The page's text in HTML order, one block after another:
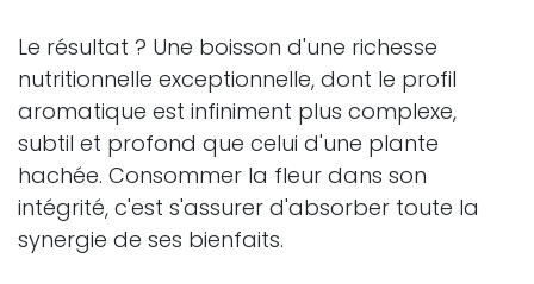
Le résultat ? Une boisson d'une richesse
nutritionnelle exceptionnelle, dont le profil
aromatique est infiniment plus complexe,
subtil et profond que celui d'une plante
hachée. Consommer la fleur dans son
intégrité, c'est s'assurer d'absorber toute la
synergie de ses bienfaits.